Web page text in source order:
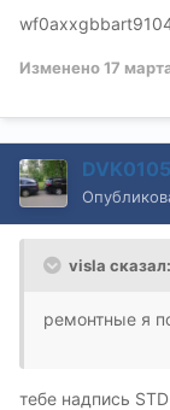
Изменено17
visla сказал:
ремонтные я
тебе надпись